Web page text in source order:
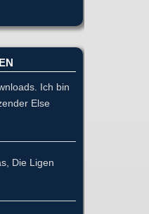
Ich bin
Else
Die Ligen